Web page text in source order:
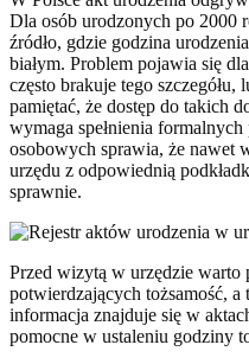
Dla osób urodzonych po 2000
źródło, gdzie godzina
białym. Problem pojawia się
często brakuje tego
pamiętać, że dostęp do takich
wymaga spełnienia formalnych
osobowych sprawia, że nawet
urzędu z odpowiednią
sprawnie.
Przed wizytą w urzędzie
potwierdzających tożsamość,
informacja znajduje się w
pomocne w ustaleniu godziny